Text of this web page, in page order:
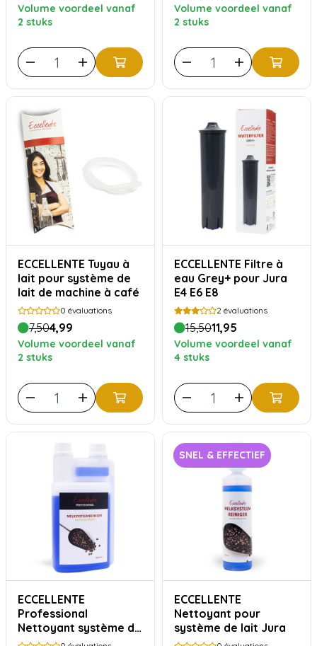
Volume voordeel vanaf
2 stuks
Volume voordeel vanaf
2 stuks
ECCELLENTE Tuyau à
lait pour système de
lait de machine à café
0 évaluations
7,504,99
Volume voordeel vanaf
2 stuks
ECCELLENTE Filtre à
eau Grey+ pour Jura
E4 E6 E8
2 évaluations
15,5011,95
Volume voordeel vanaf
4 stuks
ECCELLENTE
Professional
Nettoyant système de
lait pour Jura - 1000ml
SNEL & EFFECTIEF
ECCELLENTE
Nettoyant pour
système de lait Jura